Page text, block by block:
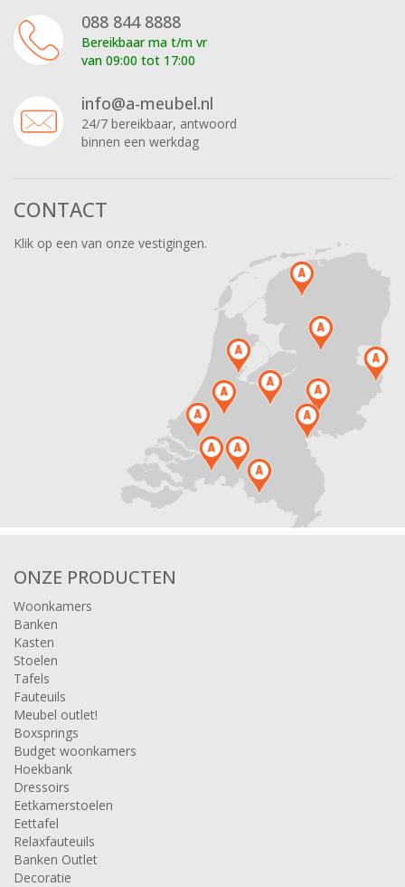
088 844 8888
Bereikbaar ma t/m vr
van 09:00 tot 17:00
info@a-meubel.nl
24/7 bereikbaar, antwoord
binnen een werkdag
CONTACT
Klik op een van onze vestigingen.
ONZE PRODUCTEN
Woonkamers
Banken
Kasten
Stoelen
Tafels
Fauteuils
Meubel outlet!
Boxsprings
Budget woonkamers
Hoekbank
Dressoirs
Eetkamerstoelen
Eettafel
Relaxfauteuils
Banken Outlet
Decoratie